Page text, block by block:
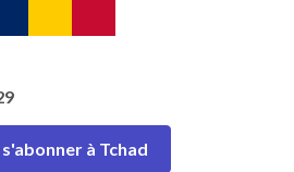
à Tchad